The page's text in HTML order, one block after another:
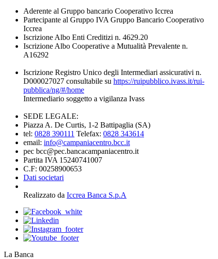
Aderente al Gruppo bancario Cooperativo Iccrea
Partecipante al Gruppo IVA Gruppo Bancario Cooperativo
Iccrea
Iscrizione Albo Enti Creditizi n. 4629.20
Iscrizione Albo Cooperative a Mutualità Prevalente n.
A16292
Iscrizione Registro Unico degli Intermediari assicurativi n.
D000027027 consultabile su https://ruipubblico.ivass.it/rui-
pubblica/ng/#/home
Intermediario soggetto a vigilanza Ivass
SEDE LEGALE:
Piazza A. De Curtis, 1-2 Battipaglia (SA)
tel: 0828 390111 Telefax: 0828 343614
email: info@campaniacentro.bcc.it
pec bcc@pec.bancacampaniacentro.it
Partita IVA 15240741007
C.F: 00258900653
Dati societari
Realizzato da Iccrea Banca S.p.A
La Banca